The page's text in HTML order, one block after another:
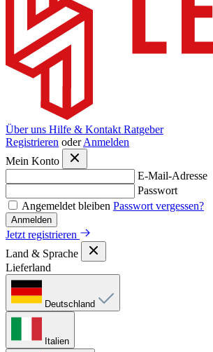
Über uns Hilfe & Kontakt Ratgeber
Registrieren oder Anmelden
Mein Konto
E-Mail-Adresse
Passwort
Angemeldet bleiben Passwort vergessen?
Anmelden
Jetzt registrieren
Land & Sprache
Lieferland
Deutschland
Italien